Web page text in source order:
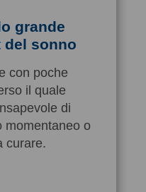
grande
del sonno
con poche
il quale
di
momentaneo o
curare.